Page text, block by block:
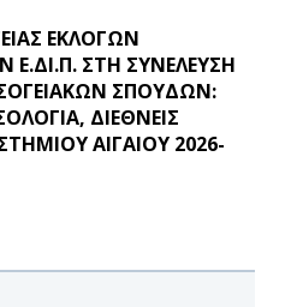
ΕΚΛΟΓΩΝ
ΣΤΗ ΣΥΝΕΛΕΥΣΗ
ΣΠΟΥΔΩΝ:
ΔΙΕΘΝΕΙΣ
ΑΙΓΑΙΟΥ 2026-